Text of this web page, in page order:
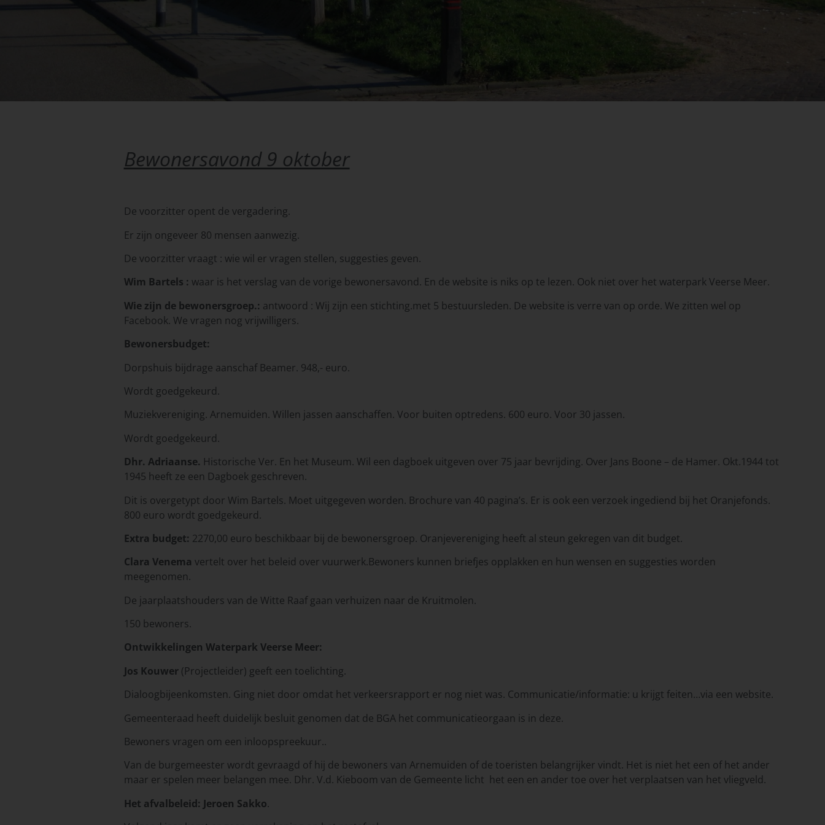
Bewonersavond 9 oktober
De voorzitter opent de vergadering.
Er zijn ongeveer 80 mensen aanwezig.
De voorzitter vraagt : wie wil er vragen stellen, suggesties geven.
Wim Bartels : waar is het verslag van de vorige bewonersavond. En de website is niks op te lezen. Ook niet over het waterpark Veerse Meer.
Wie zijn de bewonersgroep.: antwoord : Wij zijn een stichting.met 5 bestuursleden. De website is verre van op orde. We zitten wel op
Facebook. We vragen nog vrijwilligers.
Bewonersbudget:
Dorpshuis bijdrage aanschaf Beamer. 948,- euro.
Wordt goedgekeurd.
Muziekvereniging. Arnemuiden. Willen jassen aanschaffen. Voor buiten optredens. 600 euro. Voor 30 jassen.
Wordt goedgekeurd.
Dhr. Adriaanse. Historische Ver. En het Museum. Wil een dagboek uitgeven over 75 jaar bevrijding. Over Jans Boone – de Hamer. Okt.1944 tot
1945 heeft ze een Dagboek geschreven.
Dit is overgetypt door Wim Bartels. Moet uitgegeven worden. Brochure van 40 pagina’s. Er is ook een verzoek ingediend bij het Oranjefonds.
800 euro wordt goedgekeurd.
Extra budget: 2270,00 euro beschikbaar bij de bewonersgroep. Oranjevereniging heeft al steun gekregen van dit budget.
Clara Venema vertelt over het beleid over vuurwerk.Bewoners kunnen briefjes opplakken en hun wensen en suggesties worden
meegenomen.
De jaarplaatshouders van de Witte Raaf gaan verhuizen naar de Kruitmolen.
150 bewoners.
Ontwikkelingen Waterpark Veerse Meer:
Jos Kouwer(Projectleider) geeft een toelichting.
Dialoogbijeenkomsten. Ging niet door omdat het verkeersrapport er nog niet was. Communicatie/informatie: u krijgt feiten…via een website.
Gemeenteraad heeft duidelijk besluit genomen dat de BGA het communicatieorgaan is in deze.
Bewoners vragen om een inloopspreekuur..
Van de burgemeester wordt gevraagd of hij de bewoners van Arnemuiden of de toeristen belangrijker vindt. Het is niet het een of het ander
maar er spelen meer belangen mee. Dhr. V.d. Kieboom van de Gemeente licht het een en ander toe over het verplaatsen van het vliegveld.
Het afvalbeleid: Jeroen Sakko.